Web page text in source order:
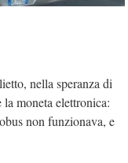
nella speranza di
moneta elettronica:
non funzionava, e